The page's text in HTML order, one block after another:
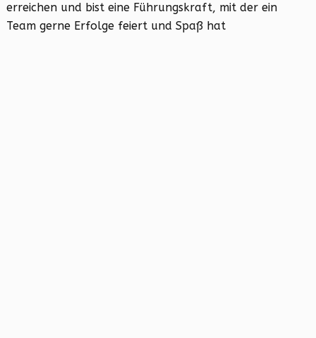
erreichen und bist eine Führungskraft, mit der ein
Team gerne Erfolge feiert und Spaß hat